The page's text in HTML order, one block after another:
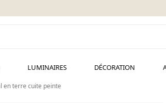
LUMINAIRES DÉCORATION
en terre cuite peinte